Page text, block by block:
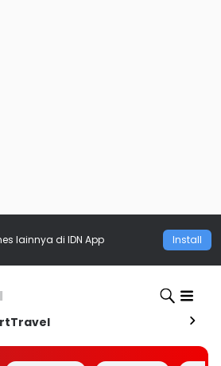
lainnya di IDN App Install
Travel